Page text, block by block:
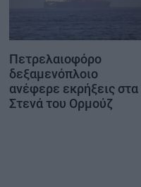
Πετρελαιοφόρο
δεξαμενόπλοιο
ανέφερε εκρήξεις στα
Στενά του Ορμούζ